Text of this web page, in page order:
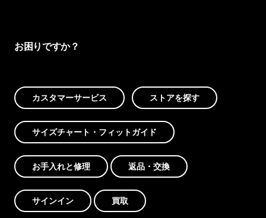
お困りですか？
カスタマーサービス ストアを探す
サイズチャート・フィットガイド
お手入れと修理 返品・交換
サインイン 買取